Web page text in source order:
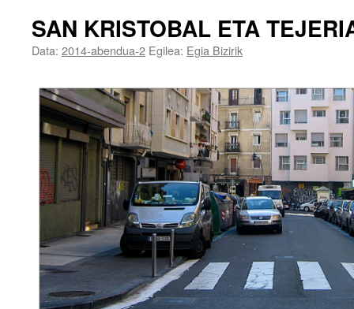
SAN KRISTOBAL ETA
Data: 2014-abendua-2 Egilea: Egia Bizirik